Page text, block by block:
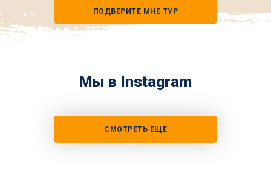
ПОДБЕРИТЕ МНЕ ТУР
Мы в Instagram
СМОТРЕТЬ ЕЩЕ